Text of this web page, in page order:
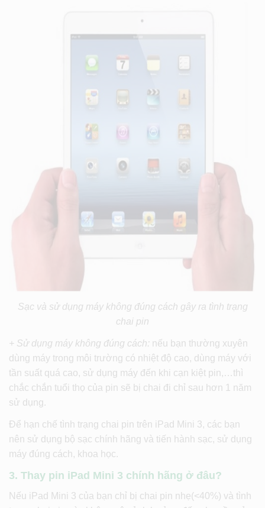
Sạc và sử dụng máy không đúng cách gây ra tình trạng
chai pin
+ Sử dụng máy không đúng cách: nếu bạn thường xuyên
dùng máy trong môi trường có nhiệt độ cao, dùng máy với
tần suất quá cao, sử dụng máy đến khi cạn kiệt pin,…thì
chắc chắn tuổi thọ của pin sẽ bị chai đi chỉ sau hơn 1 năm
sử dụng.
Để hạn chế tình trạng chai pin trên iPad Mini 3, các bạn
nên sử dụng bộ sạc chính hãng và tiến hành sạc, sử dụng
máy đúng cách, khoa học.
3. Thay pin iPad Mini 3 chính hãng ở đâu?
Nếu iPad Mini 3 của bạn chỉ bị chai pin nhẹ(<40%) và tình